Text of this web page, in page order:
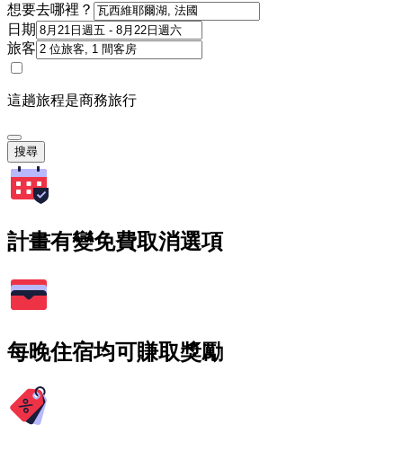
想要去哪裡？
日期
旅客
這趟旅程是商務旅行
搜尋
計畫有變免費取消選項
每晚住宿均可賺取獎勵